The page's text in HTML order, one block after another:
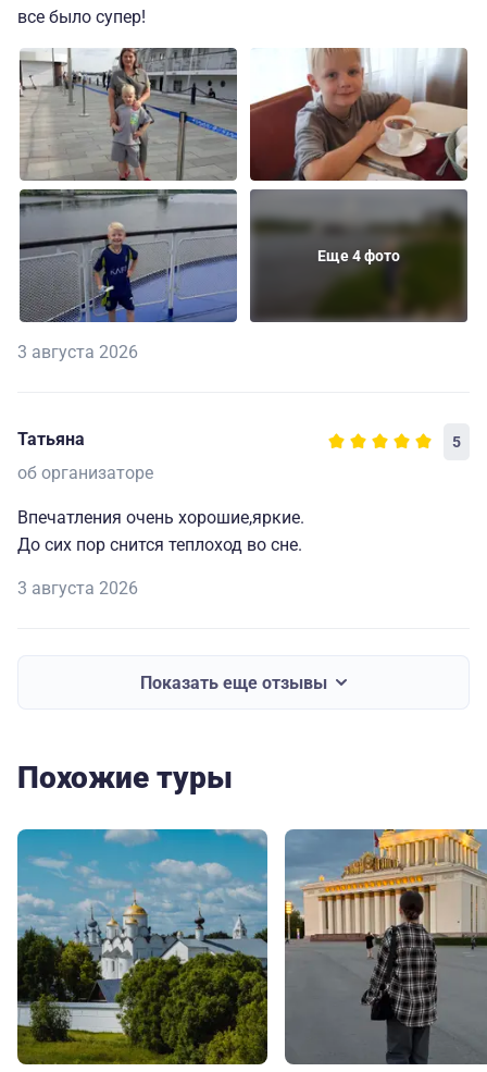
все было супер!
Еще 4 фото
3 августа 2026
Татьяна 5
об организаторе
Впечатления очень хорошие,яркие.
До сих пор снится теплоход во сне.
3 августа 2026
Показать еще отзывы
Похожие туры